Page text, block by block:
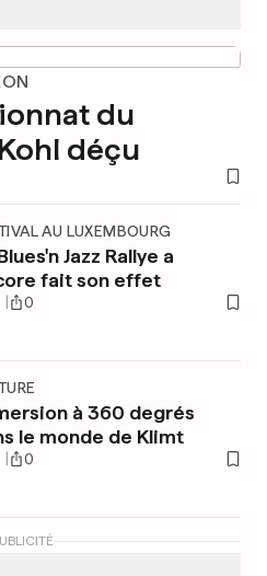
du
déçu
AU LUXEMBOURG
Jazz Rallye a
fait son effet
0
à 360 degrés
le monde de Klimt
0